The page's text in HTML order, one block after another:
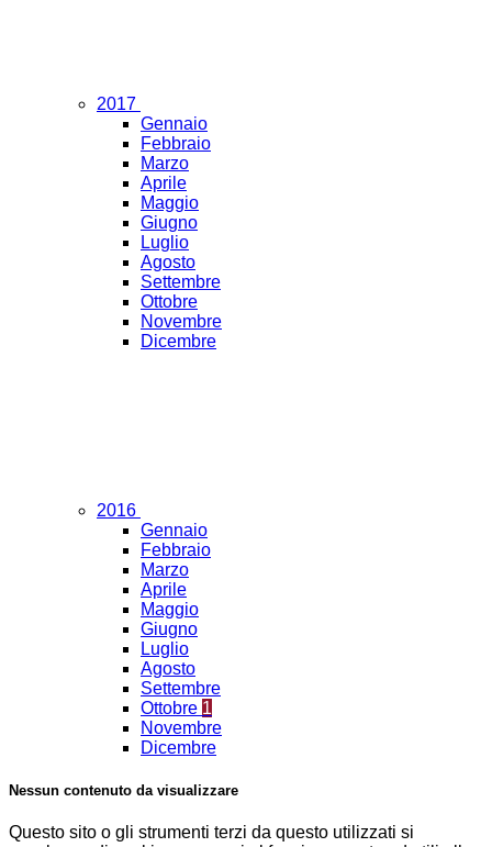
2017
Gennaio
Febbraio
Marzo
Aprile
Maggio
Giugno
Luglio
Agosto
Settembre
Ottobre
Novembre
Dicembre
2016
Gennaio
Febbraio
Marzo
Aprile
Maggio
Giugno
Luglio
Agosto
Settembre
Ottobre 1
Novembre
Dicembre
Nessun contenuto da visualizzare
Questo sito o gli strumenti terzi da questo utilizzati si